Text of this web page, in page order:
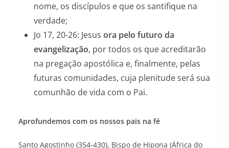
nome, os discípulos e que os santifique na
verdade;
Jo 17, 20-26: Jesus ora pelo futuro da
evangelização, por todos os que acreditarão
na pregação apostólica e, finalmente, pelas
futuras comunidades, cuja plenitude será sua
comunhão de vida com o Pai.
Aprofundemos com os nossos pais na fé
Santo Agostinho (354-430), Bispo de Hipona (África do